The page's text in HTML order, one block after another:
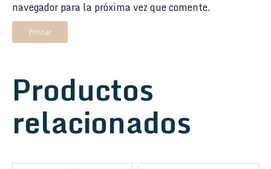
navegador para la próxima vez que comente.
Productos
relacionados